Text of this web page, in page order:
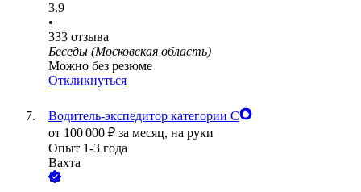
3.9
•
333 отзыва
Беседы (Московская область)
Можно без резюме
Откликнуться
Водитель-экспедитор категории С
от 100 000 ₽ за месяц, на руки
Опыт 1-3 года
Вахта